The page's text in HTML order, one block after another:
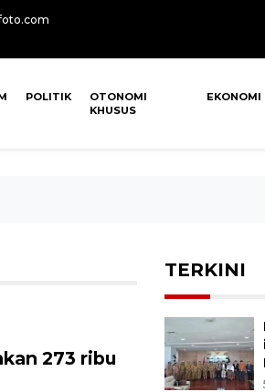
POLITIK
OTONOMI
KHUSUS
EKONOMI
273 ribu
TERKINI